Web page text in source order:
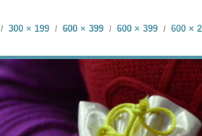
/ 300 × 199 / 600 × 399 / 600 × 399 / 600 ×